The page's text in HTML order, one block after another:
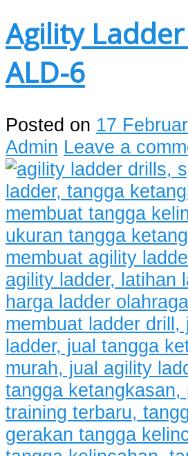
Agility
ALD-6
Posted on 17
Admin Leave a